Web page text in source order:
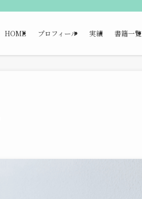
HOME プロフィール 実績 書籍一覧